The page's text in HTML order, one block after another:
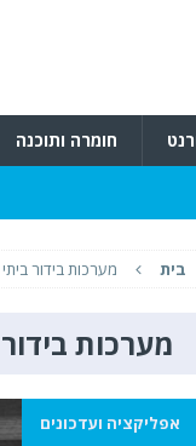
חומרה ותוכנה
בית מערכות בידור ביתי
מערכות
אפליקציה ועדכונים